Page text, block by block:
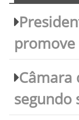
Câmara
segundo